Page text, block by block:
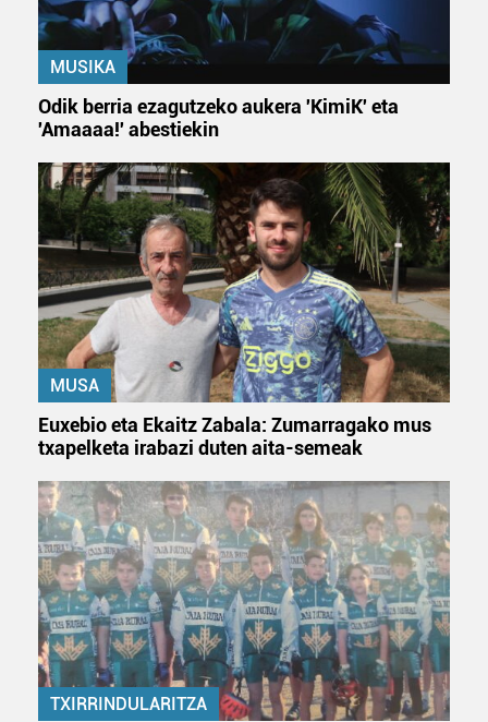
MUSIKA
Odik berria ezagutzeko aukera 'KimiK' eta
'Amaaaa!' abestiekin
MUSA
Euxebio eta Ekaitz Zabala: Zumarragako mus
txapelketa irabazi duten aita-semeak
TXIRRINDULARITZA